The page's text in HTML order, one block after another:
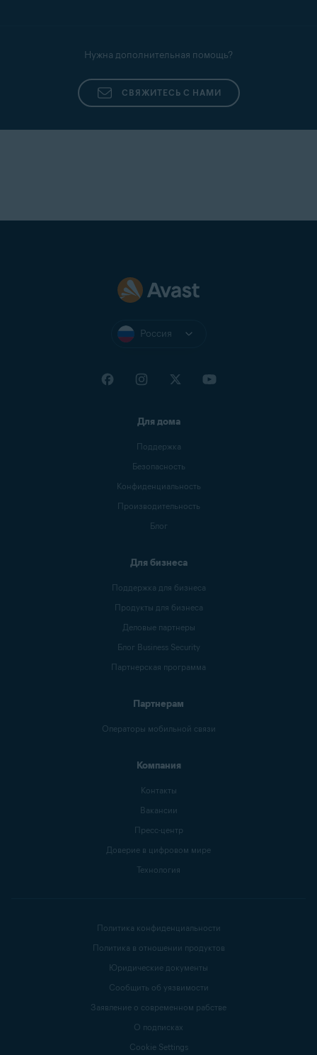
Нужна дополнительная помощь?
СВЯЖИТЕСЬ С НАМИ
Россия
Для дома
Поддержка
Безопасность
Конфиденциальность
Производительность
Блог
Для бизнеса
Поддержка для бизнеса
Продукты для бизнеса
Деловые партнеры
Блог Business Security
Партнерская программа
Партнерам
Операторы мобильной связи
Компания
Контакты
Вакансии
Пресс-центр
Доверие в цифровом мире
Технология
Политика конфиденциальности
Политика в отношении продуктов
Юридические документы
Сообщить об уязвимости
Заявление о современном рабстве
О подписках
Cookie Settings